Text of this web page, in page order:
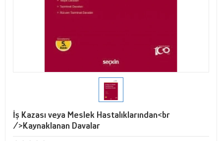
İş Kazası veya Meslek Hastalıklarından<br
/>Kaynaklanan Davalar